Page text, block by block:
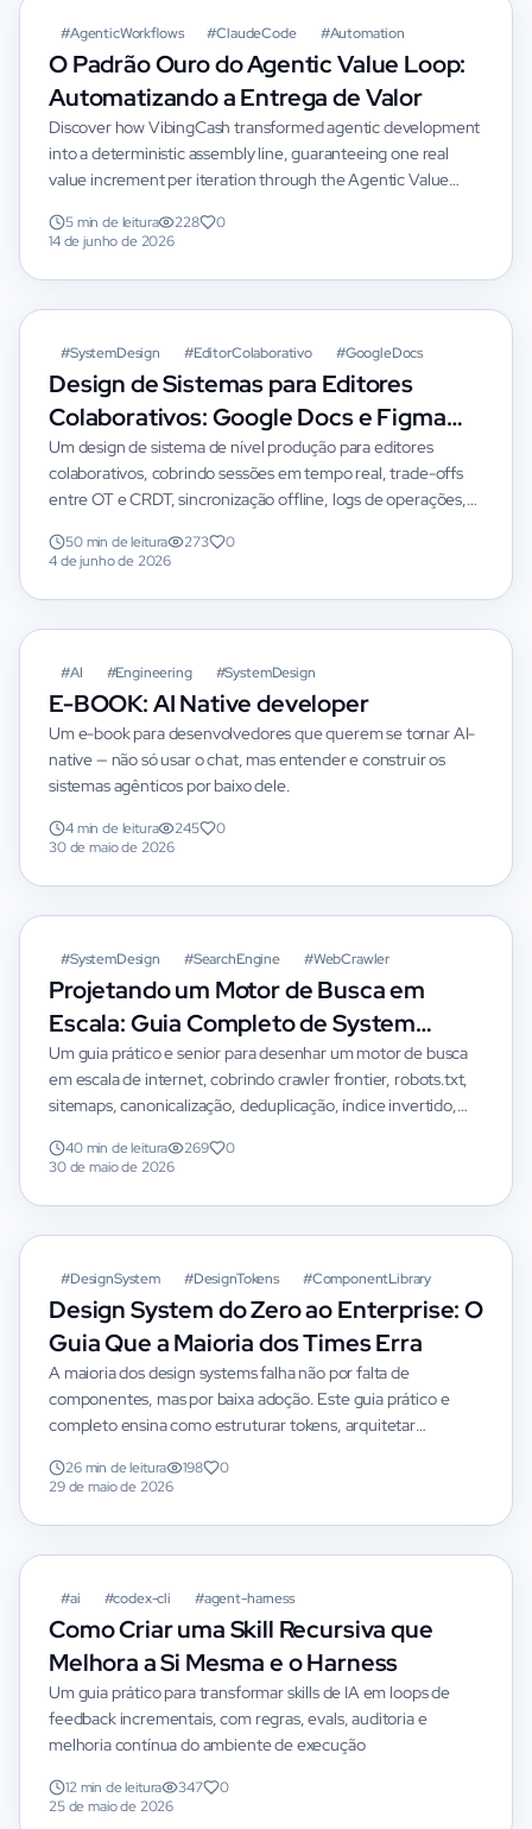
#AgenticWorkflows #ClaudeCode #Automation
O Padrão Ouro do Agentic Value Loop:
Automatizando a Entrega de Valor
Discover how VibingCash transformed agentic development
into a deterministic assembly line, guaranteeing one real
value increment per iteration through the Agentic Value
5 min de leitura 228
0
14 de junho de 2026
#SystemDesign #EditorColaborativo #GoogleDocs
Design de Sistemas para Editores
Colaborativos: Google Docs e Figma
em Profundidade
Um design de sistema de nível produção para editores
colaborativos, cobrindo sessões em tempo real, trade-offs
entre OT e CRDT, sincronização offline, logs de operações,
50 min de leitura 273
0
4 de junho de 2026
#AI #Engineering #SystemDesign
E-BOOK: AI Native developer
Um e-book para desenvolvedores que querem se tornar AI-
native — não só usar o chat, mas entender e construir os
sistemas agênticos por baixo dele.
4 min de leitura 245
0
30 de maio de 2026
#SystemDesign #SearchEngine #WebCrawler
Projetando um Motor de Busca em
Escala: Guia Completo de System
Design
Um guia prático e senior para desenhar um motor de busca
em escala de internet, cobrindo crawler frontier, robots.txt,
sitemaps, canonicalização, deduplicação, índice invertido,
40 min de leitura 269
0
30 de maio de 2026
#DesignSystem #DesignTokens #ComponentLibrary
Design System do Zero ao Enterprise: O
Guia Que a Maioria dos Times Erra
A maioria dos design systems falha não por falta de
componentes, mas por baixa adoção. Este guia prático e
completo ensina como estruturar tokens, arquitetar
seu design system seja realmente utilizado e amado pelos
26 min de leitura 198
0
29 de maio de 2026
#ai #codex-cli #agent-harness
Como Criar uma Skill Recursiva que
Melhora a Si Mesma e o Harness
Um guia prático para transformar skills de IA em loops de
feedback incrementais, com regras, evals, auditoria e
melhoria contínua do ambiente de execução
12 min de leitura 347
0
25 de maio de 2026